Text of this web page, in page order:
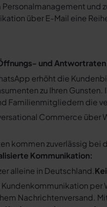
und
über E-Mail eine
und Antwortraten
erhöht die
zu Ihren
Familienmitgliedern die
Commerce über
kommen zuverlässig bei
Kommunikation:
alleine in Deutschland.
Nachrichtenversand.